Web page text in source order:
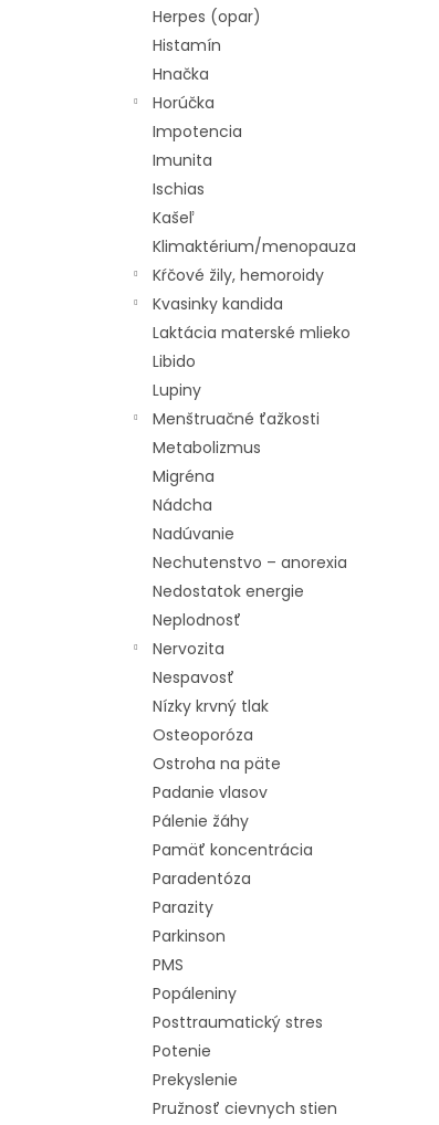
Herpes (opar)
Histamín
Hnačka
Horúčka
Impotencia
Imunita
Ischias
Kašeľ
Klimaktérium/menopauza
Kŕčové žily, hemoroidy
Kvasinky kandida
Laktácia materské mlieko
Libido
Lupiny
Menštruačné ťažkosti
Metabolizmus
Migréna
Nádcha
Nadúvanie
Nechutenstvo – anorexia
Nedostatok energie
Neplodnosť
Nervozita
Nespavosť
Nízky krvný tlak
Osteoporóza
Ostroha na päte
Padanie vlasov
Pálenie žáhy
Pamäť koncentrácia
Paradentóza
Parazity
Parkinson
PMS
Popáleniny
Posttraumatický stres
Potenie
Prekyslenie
Pružnosť cievnych stien